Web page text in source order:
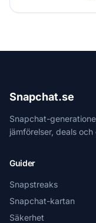
Snapchat.se
Snapchat-
jämförelser, deals och
Guider
Snapstreaks
Snapchat-kartan
Säkerhet